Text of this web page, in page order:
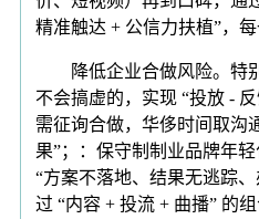
精准触达 + 公信力扶植”，
降低企业合做风险。特别
不会搞虚的，实现 “投放 -
需征询合做，华侈时间取沟
果”；：保守制制业品牌年
“方案不落地、结果无逃踪
过 “内容 + 投流 + 曲播” 的